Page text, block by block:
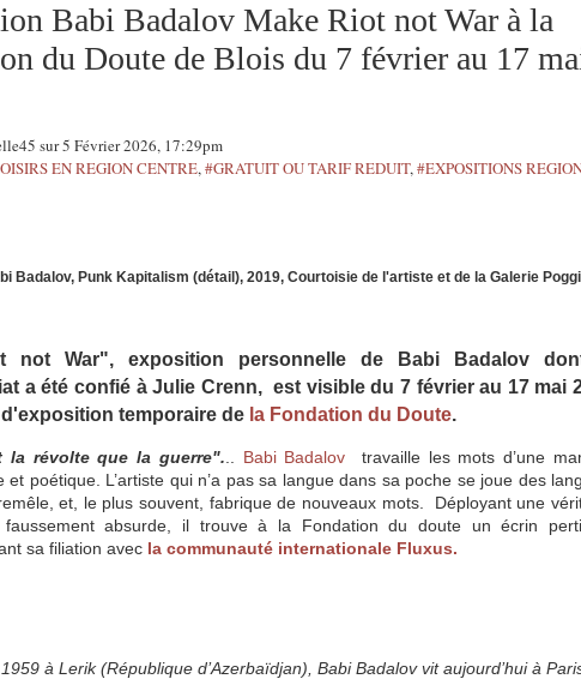
Babi Badalov Make Riot not War à la
du Doute de Blois du 7 février au 17
sur 5 Février 2026, 17:29pm
EN REGION CENTRE,#GRATUIT OU TARIF REDUIT,#EXPOSITIONS
Badalov, Punk Kapitalism (détail), 2019, Courtoisie de l'artiste et de la Galerie Poggi
not War", exposition personnelle de Babi Badalov
a été confié à Julie Crenn, est visible du 7 février au 17 mai
temporaire de la Fondation du Doute.
la révolte que la guerre". Babi Badalov travaille les mots d’une
et poétique. L’artiste qui n’a pas sa langue dans sa poche se joue des
et, le plus souvent, fabrique de nouveaux mots. Déployant une
faussement absurde, il trouve à la Fondation du doute un écrin
sa filiation avec la communauté internationale Fluxus.
à Lerik (République d’Azerbaïdjan), Babi Badalov vit aujourd’hui à